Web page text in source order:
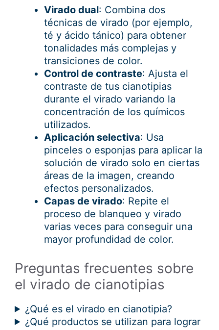
Virado dual: Combina dos
técnicas de virado (por ejemplo,
té y ácido tánico) para obtener
tonalidades más complejas y
transiciones de color.
Control de contraste: Ajusta el
contraste de tus cianotipias
durante el virado variando la
concentración de los químicos
utilizados.
Aplicación selectiva: Usa
pinceles o esponjas para aplicar la
solución de virado solo en ciertas
áreas de la imagen, creando
efectos personalizados.
Capas de virado: Repite el
proceso de blanqueo y virado
varias veces para conseguir una
mayor profundidad de color.
Preguntas frecuentes sobre
el virado de cianotipias
¿Qué es el virado en cianotipia?
¿Qué productos se utilizan para lograr